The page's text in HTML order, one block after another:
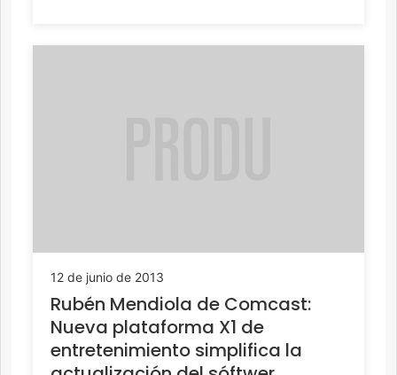
12 de junio de 2013
Rubén Mendiola de Comcast:
Nueva plataforma X1 de
entretenimiento simplifica la